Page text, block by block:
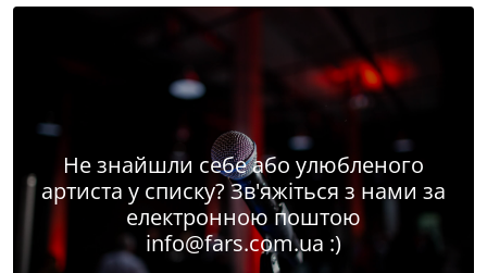
Не знайшли себе або улюбленого
артиста у списку? Зв'яжіться з нами за
електронною поштою
info@fars.com.ua :)